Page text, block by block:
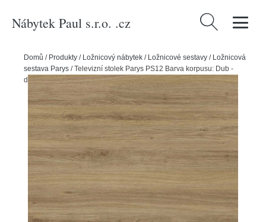
Nábytek Paul s.r.o. .cz Vyhledávání
Domů / Produkty / Ložnicový nábytek / Ložnicové sestavy / Ložnicová
sestava Parys /Televizní stolek Parys PS12 Barva korpusu: Dub -
divoký